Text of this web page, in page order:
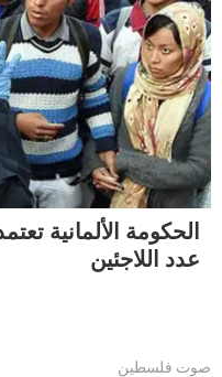
الحكومة الألمانية
عدد اللاجئين
صوت فلسطين